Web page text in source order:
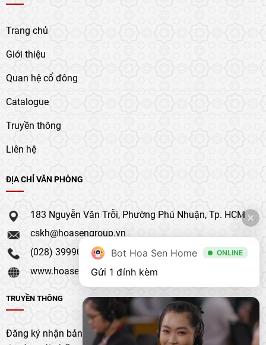
Trang chủ
Giới thiệu
Quan hệ cổ đông
Catalogue
Truyền thông
Liên hệ
ĐỊA CHỈ VĂN PHÒNG
183 Nguyễn Văn Trỗi, Phường Phú Nhuận, Tp. HCM
cskh@hoasengroup.vn
(028) 39990 111
www.hoasengroup.vn
TRUYỀN THÔNG
Đăng ký nhận bản tin của chúng tôi để nhận bản cập nhật &
Bot Hoa Sen Home ONLINE
Gửi 1 đính kèm